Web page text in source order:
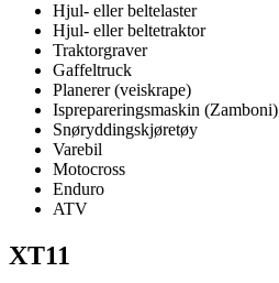
Hjul- eller beltelaster
Hjul- eller beltetraktor
Traktorgraver
Gaffeltruck
Planerer (veiskrape)
Isprepareringsmaskin (Zamboni)
Snøryddingskjøretøy
Varebil
Motocross
Enduro
ATV
XT11